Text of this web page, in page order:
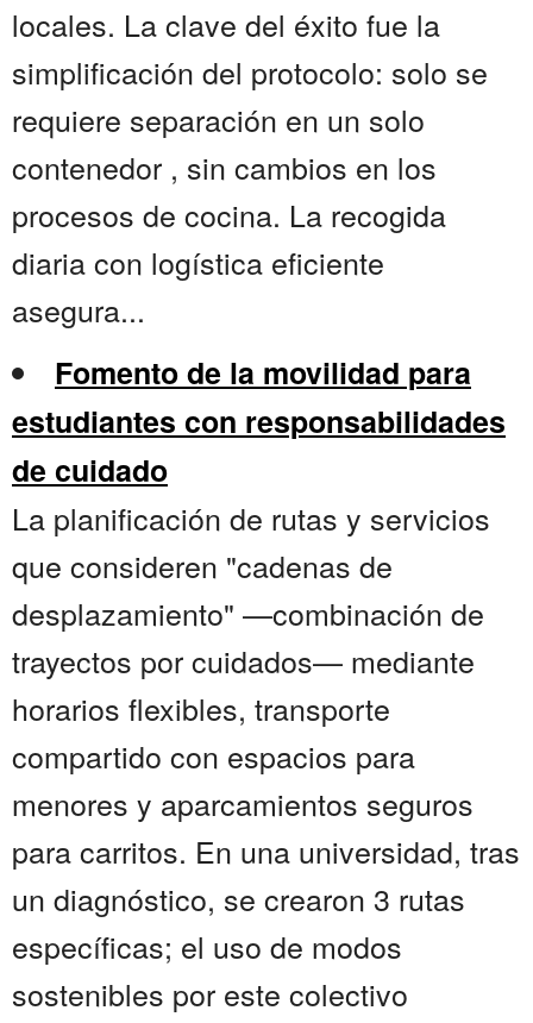
locales. La clave del éxito fue la
simplificación del protocolo: solo se
requiere separación en un solo
contenedor , sin cambios en los
procesos de cocina. La recogida
diaria con logística eficiente
asegura...
Fomento de la movilidad para
estudiantes con responsabilidades
de cuidado
La planificación de rutas y servicios
que consideren "cadenas de
desplazamiento" —combinación de
trayectos por cuidados— mediante
horarios flexibles, transporte
compartido con espacios para
menores y aparcamientos seguros
para carritos. En una universidad, tras
un diagnóstico, se crearon 3 rutas
específicas; el uso de modos
sostenibles por este colectivo